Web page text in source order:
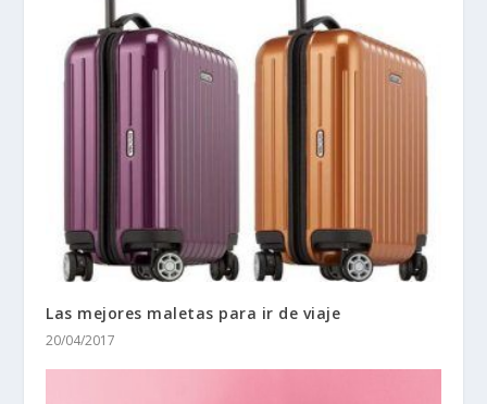
Las mejores maletas para ir de viaje
20/04/2017